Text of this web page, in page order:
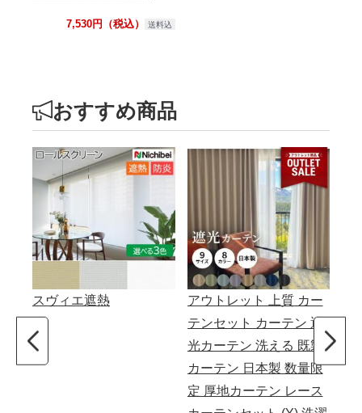
7,530円（税込） 送料込
おすすめ商品
スヴィエ遮熱
アウトレット 上質 カー
テンセット カーテン 遮
光カーテン 洗える 既製
カーテン 日本製 数量限
定 厚地カーテン レース
ス